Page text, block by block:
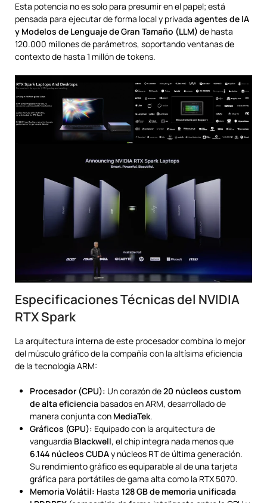
Esta potencia no es solo para presumir en el papel; está
pensada para ejecutar de forma local y privada agentes de IA
y Modelos de Lenguaje de Gran Tamaño (LLM) de hasta
120.000 millones de parámetros, soportando ventanas de
contexto de hasta 1 millón de tokens.
Especificaciones Técnicas del NVIDIA
RTX Spark
La arquitectura interna de este procesador combina lo mejor
del músculo gráfico de la compañía con la altísima eficiencia
de la tecnología ARM:
Procesador (CPU): Un corazón de20 núcleos custom
de alta eficiencia basados en ARM, desarrollado de
manera conjunta con MediaTek.
Gráficos (GPU): Equipado con la arquitectura de
vanguardia Blackwell, el chip integra nada menos que
6.144 núcleos CUDAy núcleos RT de última generación.
Su rendimiento gráfico es equiparable al de una tarjeta
gráfica para portátiles de gama alta como la RTX 5070.
Memoria Volátil: Hasta 128 GB de memoria unificada